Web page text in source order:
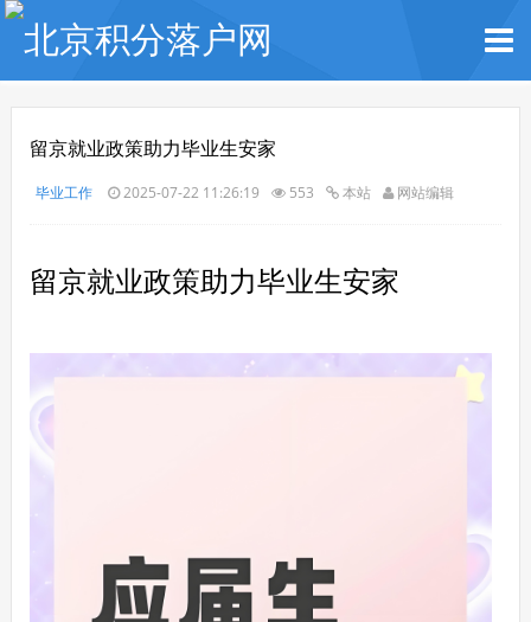
留京就业政策助力毕业生安家
毕业工作 2025-07-22 11:26:19 553 本站 网站编辑
留京就业政策助力毕业生安家